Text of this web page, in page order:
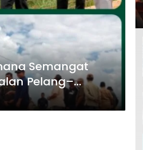
Semangat
Pelang–